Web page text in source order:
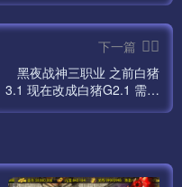
下一篇
黑夜战神三职业 之前白猪
3.1 现在改成白猪G2.1 需要